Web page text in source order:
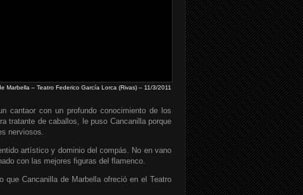
Marbella – Teatro Federico García Lorca (Rivas) – 11/3/2011
cantaor con un profundo conocimiento de los
tratante de caballos, le puso Cancanilla porque
nerviosos.
artístico y dominio del compás. No en vano
con las mejores figuras del flamenco.
que Cancanilla de Marbella ofreció en el Teatro